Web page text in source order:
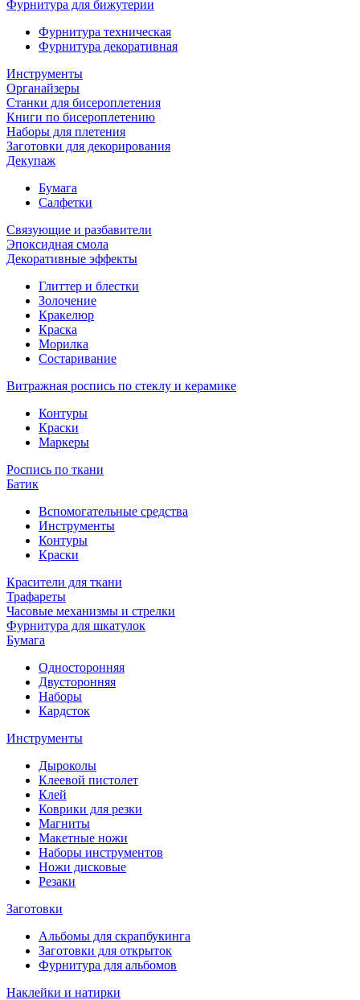
Фурнитура для бижутерии
Фурнитура техническая
Фурнитура декоративная
Инструменты
Органайзеры
Станки для бисероплетения
Книги по бисероплетению
Наборы для плетения
Заготовки для декорирования
Декупаж
Бумага
Салфетки
Связующие и разбавители
Эпоксидная смола
Декоративные эффекты
Глиттер и блестки
Золочение
Кракелюр
Краска
Морилка
Состаривание
Витражная роспись по стеклу и керамике
Контуры
Краски
Маркеры
Роспись по ткани
Батик
Вспомогательные средства
Инструменты
Контуры
Краски
Красители для ткани
Трафареты
Часовые механизмы и стрелки
Фурнитура для шкатулок
Бумага
Односторонняя
Двусторонняя
Наборы
Кардсток
Инструменты
Дыроколы
Клеевой пистолет
Клей
Коврики для резки
Магниты
Макетные ножи
Наборы инструментов
Ножи дисковые
Резаки
Заготовки
Альбомы для скрапбукинга
Заготовки для открыток
Фурнитура для альбомов
Наклейки и натирки